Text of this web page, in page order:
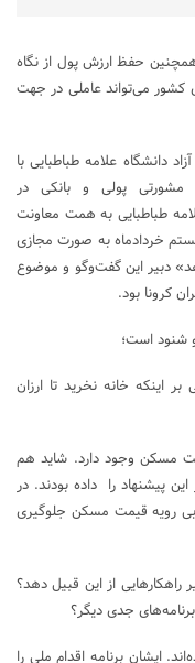
حفظ ارزش پول از نگاه
کشور می‌تواند عاملی در جهت
دانشگاه علامه طباطبایی با
پولی و بانکی در
طباطبایی به همت معاونت
خردادماه به صورت مجازی
دبیر این گفت‌وگو و موضوع
کرونا بود.
شنود است؛
اینکه خانه نخرید تا ارزان
مسکن وجود دارد. شاید هم
پیشنهاد را داده بودند. در
بی رویه قیمت مسکن جلوگیری
راهکارهایی از این قبیل دهد؟
جدی دیگر؟
ایشان برنامه اقدام ملی را